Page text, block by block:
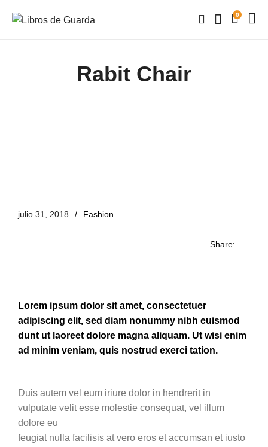
0
Rabit Chair
julio 31, 2018 Fashion
Share:
Lorem ipsum dolor sit amet, consectetuer
adipiscing elit, sed diam nonummy nibh euismod
dunt ut laoreet dolore magna aliquam. Ut wisi enim
ad minim veniam, quis nostrud exerci tation.
Duis autem vel eum iriure dolor in hendrerit in
vulputate velit esse molestie consequat, vel illum
dolore eu
feugiat nulla facilisis at vero eros et accumsan et iusto